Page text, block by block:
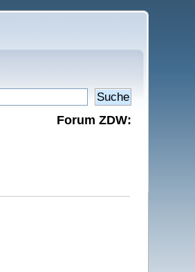
Forum ZDW: